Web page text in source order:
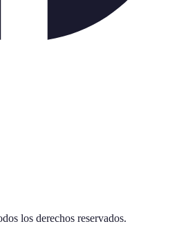
los derechos reservados.